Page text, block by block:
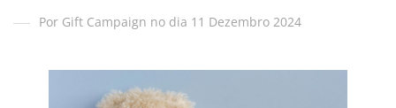
Por Gift Campaign no dia 11 Dezembro 2024